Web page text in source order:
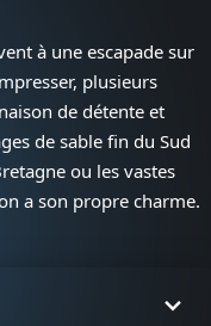
à une escapade sur
plusieurs
de détente et
de sable fin du Sud
ou les vastes
a son propre charme.